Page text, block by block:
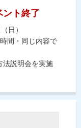
ント終了
日）
間・同じ内容で
法説明会を実施